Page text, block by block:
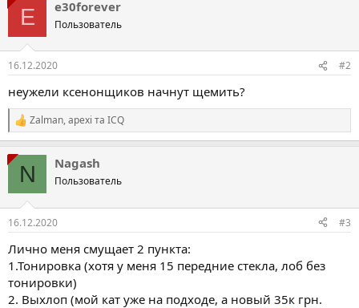
E e30forever
Пользователь
16.12.2020 #2
неужели ксенонщиков начнут щемить?
Р
е
а
Zalman,apexi та ICQ
N Nagash
Пользователь
16.12.2020 #3
Лично меня смущает 2 пункта:
1.Тонировка (хотя у меня 15 передние стекла, лоб без
тонировки)
2. Выхлоп (мой кат уже на подходе, а новый 35к грн.